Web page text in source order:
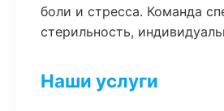
боли и стресса. Команда
стерильность,
Наши услуги